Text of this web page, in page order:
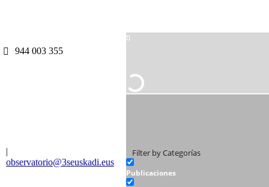
944 003 355
|
observatorio@3seuskadi.eus
Filter by Categorías
Publicaciones